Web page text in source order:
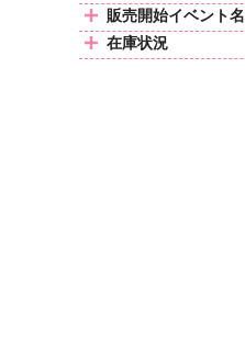
販売開始イベント名
在庫状況